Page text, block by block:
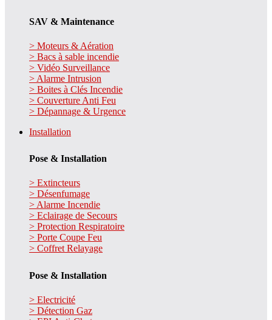
SAV & Maintenance
> Moteurs & Aération
> Bacs à sable incendie
> Vidéo Surveillance
> Alarme Intrusion
> Boites à Clés Incendie
> Couverture Anti Feu
> Dépannage & Urgence
Installation
Pose & Installation
> Extincteurs
> Désenfumage
> Alarme Incendie
> Eclairage de Secours
> Protection Respiratoire
> Porte Coupe Feu
> Coffret Relayage
Pose & Installation
> Electricité
> Détection Gaz